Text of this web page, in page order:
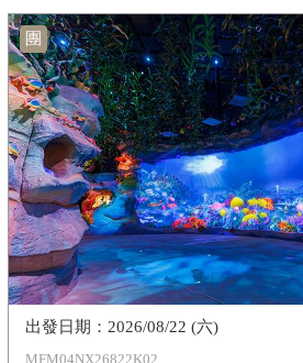
團
MFM04NX26822K02
2026/08/22 (六)